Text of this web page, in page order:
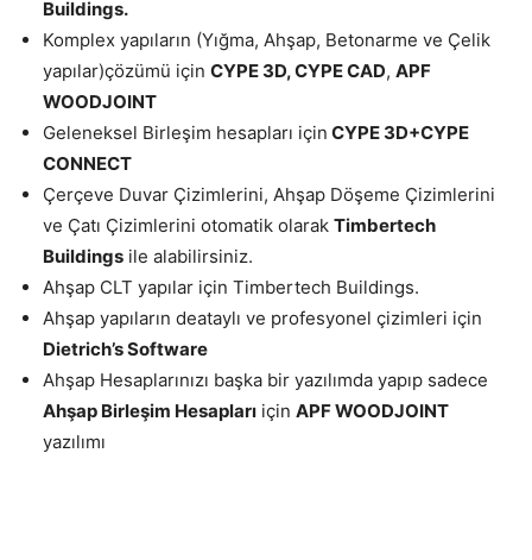
Buildings.
Komplex yapıların (Yığma, Ahşap, Betonarme ve Çelik
yapılar)çözümü için CYPE 3D, CYPE CAD, APF
WOODJOINT
Geleneksel Birleşim hesapları için CYPE 3D+CYPE
CONNECT
Çerçeve Duvar Çizimlerini, Ahşap Döşeme Çizimlerini
ve Çatı Çizimlerini otomatik olarak Timbertech
Buildings ile alabilirsiniz.
Ahşap CLT yapılar için Timbertech Buildings.
Ahşap yapıların deataylı ve profesyonel çizimleri için
Dietrich’s Software
Ahşap Hesaplarınızı başka bir yazılımda yapıp sadece
Ahşap Birleşim Hesapları için APF WOODJOINT
yazılımı